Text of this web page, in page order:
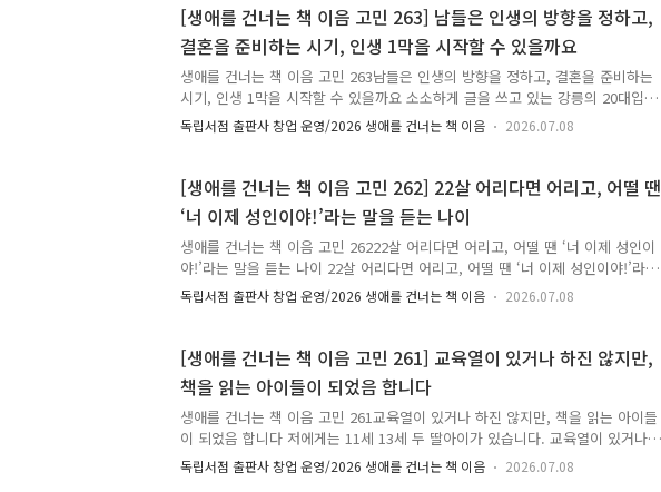
와주세요. ^^ ✉️ 시간을 먼저 지나온 누군가, 당신의 고민에 책으로 답합니다. 생
애를 건너는 책 이음 : 시간을 건너 너에게 갈게.✍️ 고민에 어울리는 책과 그 이
유, 그리고 응원의 한마디를 댓글에 남겨주세요.🎁 여러분이 남겨주신 추천은 비
슷한 고민을 하는 또 다른 누군가에게 다정한 이정표가..
[생애를 건너는 책 이음 고민 263] 남들은 인생의 방향을 정하고,
결혼을 준비하는 시기, 인생 1막을 시작할 수 있을까요
생애를 건너는 책 이음 고민 263남들은 인생의 방향을 정하고, 결혼을 준비하는
시기, 인생 1막을 시작할 수 있을까요 소소하게 글을 쓰고 있는 강릉의 20대입니
다. 20대 후반의 나이에 도전하는 마음으로 대학을 왔습니다. 남들은 인생의 방
향을 정하고, 결혼을 준비하기도 한다고 합니다. 저는 28살, 대학교 3학년인데,
사소한 고민일까 걱정하는 제게 1막이 찾아는 올까요? 이런 작은 깨지고 닳은 자
갈 같은 걱정, 고민이 오늘도 제 발 밑에 자리하고 있습니다. ✉️ 시간을 먼저 지
나온 누군가, 당신의 고민에 책으로 답합니다. 생애를 건너는 책 이음 : 시간을
건너 너에게 갈게.✍️ 고민에 어울리는 책과 그 이유, ..
독립서점 출판사 창업 운영/2026 생애를 건너는 책 이음 2026.07.08
[생애를 건너는 책 이음 고민 262] 22살 어리다면 어리고, 어떨 땐
‘너 이제 성인이야!’라는 말을 듣는 나이
생애를 건너는 책 이음 고민 26222살 어리다면 어리고, 어떨 땐 ‘너 이제 성인이
야!’라는 말을 듣는 나이 22살 어리다면 어리고, 어떨 땐 ‘너 이제 성인이야!’라
는 말을 듣는 나이.툭하면 울고 방황하는 저에게 단단해 질 수 있는 방법을 알려
주세요. ✉️ 시간을 먼저 지나온 누군가, 당신의 고민에 책으로 답합니다. 생애를
리고 응원의 한마디를 댓글에 남겨주세요.🎁 여러분이 남겨주신 추천은 비슷한
고민을 하는 또 다른 누군가에게 다정한 이정표가 되어줄 예정입니다. 책 추천이
달린 고민 가운데 80개를 선정해, 추천해주신 분의 이름(별명)으로 실제 고민을
남긴 분에게 추천 도서를 선물해 드립니다.🕰️ ..
독립서점 출판사 창업 운영/2026 생애를 건너는 책 이음 2026.07.08
[생애를 건너는 책 이음 고민 261] 교육열이 있거나 하진 않지만,
책을 읽는 아이들이 되었음 합니다
생애를 건너는 책 이음 고민 261교육열이 있거나 하진 않지만, 책을 읽는 아이들
이 되었음 합니다 저에게는 11세 13세 두 딸아이가 있습니다. 교육열이 있거나
하진 않지만, 단, 책을 읽는 아이들이 되었음 해서 문화관에 자주 들러 아이들이
어떤 책을 읽으면 좋을지 늘 고민합니다. 책을 읽히려는 엄마, 사춘기를 대하는
독립서점 출판사 창업 운영/2026 생애를 건너는 책 이음 2026.07.08